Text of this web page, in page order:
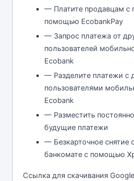
— Платите продавцам с
помощью EcobankPay
— Запрос платежа от
пользователей
Ecobank
— Разделите платежи с
пользователями
Ecobank
— Разместить
будущие платежи
— Безкарточное снятие
банкомате с помощью
Ссылка для скачивания